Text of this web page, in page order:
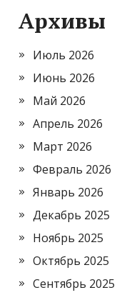
Архивы
Июль 2026
Июнь 2026
Май 2026
Апрель 2026
Март 2026
Февраль 2026
Январь 2026
Декабрь 2025
Ноябрь 2025
Октябрь 2025
Сентябрь 2025